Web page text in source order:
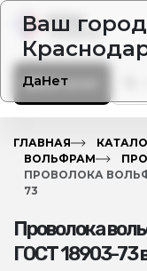
Ваш город
ДаНет
Каталог
ГЛАВНАЯ
ВОЛЬФРАМ
ПРОВОЛОКА
73
Проволока
ГОСТ 18903-73